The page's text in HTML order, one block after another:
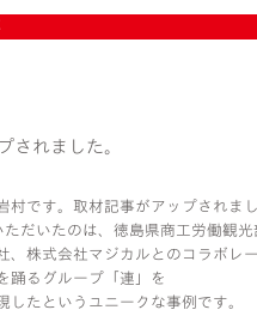
されました。
村です。取材記事がアップされま
だいたのは、徳島県商工労働観光
、株式会社マジカルとのコラボレ
踊るグループ「連」を
したというユニークな事例です。